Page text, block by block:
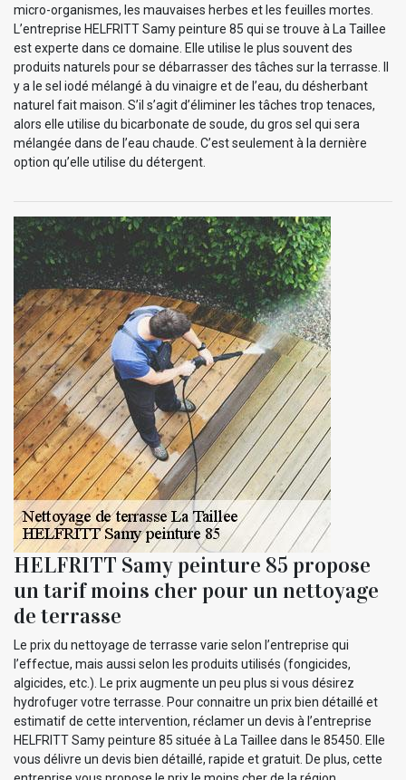
micro-organismes, les mauvaises herbes et les feuilles mortes.
L’entreprise HELFRITT Samy peinture 85 qui se trouve à La Taillee
est experte dans ce domaine. Elle utilise le plus souvent des
produits naturels pour se débarrasser des tâches sur la terrasse. Il
y a le sel iodé mélangé à du vinaigre et de l’eau, du désherbant
naturel fait maison. S’il s’agit d’éliminer les tâches trop tenaces,
alors elle utilise du bicarbonate de soude, du gros sel qui sera
mélangée dans de l’eau chaude. C’est seulement à la dernière
option qu’elle utilise du détergent.
HELFRITT Samy peinture 85 propose
un tarif moins cher pour un nettoyage
de terrasse
Le prix du nettoyage de terrasse varie selon l’entreprise qui
l’effectue, mais aussi selon les produits utilisés (fongicides,
algicides, etc.). Le prix augmente un peu plus si vous désirez
hydrofuger votre terrasse. Pour connaitre un prix bien détaillé et
estimatif de cette intervention, réclamer un devis à l’entreprise
HELFRITT Samy peinture 85 située à La Taillee dans le 85450. Elle
vous délivre un devis bien détaillé, rapide et gratuit. De plus, cette